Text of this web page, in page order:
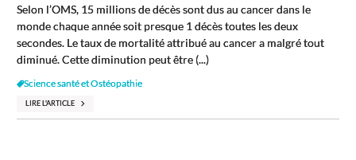
Selon l’OMS, 15 millions de décès sont dus au cancer dans le
monde chaque année soit presque 1 décès toutes les deux
secondes. Le taux de mortalité attribué au cancer a malgré tout
diminué. Cette diminution peut être (...)
Science santé et Ostéopathie
LIRE L'ARTICLE